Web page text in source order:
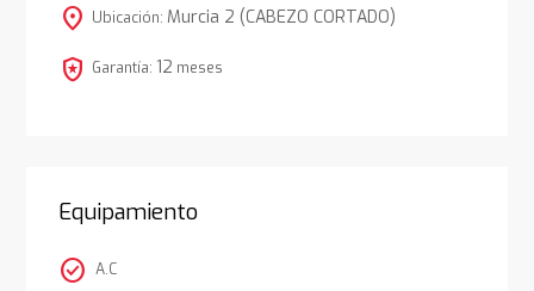
location_on Ubicación: Murcia 2 (CABEZO CORTADO)
local_police Garantía: 12 meses
Equipamiento
check_circle A.C